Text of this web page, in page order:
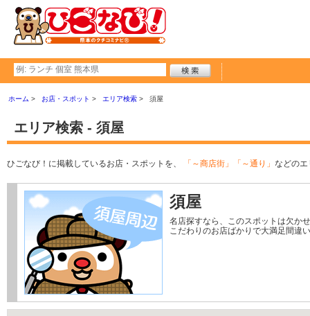
ホーム お店・スポット エリア検索 須屋
エリア検索 - 須屋
ひごなび！に掲載しているお店・スポットを、 「～商店街」「～通り」 などのエ
須屋
名店探すなら、このスポットは欠か
こだわりのお店ばかりで大満足間違